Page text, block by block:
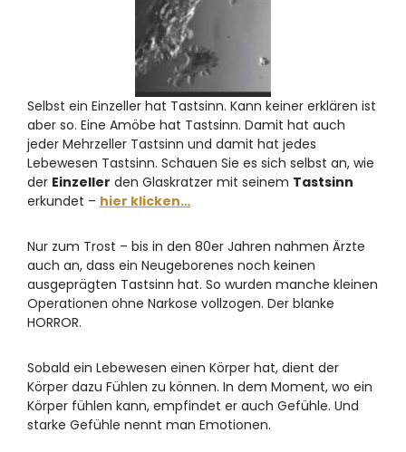
Selbst ein Einzeller hat Tastsinn. Kann keiner erklären ist
aber so. Eine Amöbe hat Tastsinn. Damit hat auch
jeder Mehrzeller Tastsinn und damit hat jedes
Lebewesen Tastsinn. Schauen Sie es sich selbst an, wie
der Einzeller den Glaskratzer mit seinem Tastsinn
erkundet – hier klicken…
Nur zum Trost – bis in den 80er Jahren nahmen Ärzte
auch an, dass ein Neugeborenes noch keinen
ausgeprägten Tastsinn hat. So wurden manche kleinen
Operationen ohne Narkose vollzogen. Der blanke
HORROR.
Sobald ein Lebewesen einen Körper hat, dient der
Körper dazu Fühlen zu können. In dem Moment, wo ein
Körper fühlen kann, empfindet er auch Gefühle. Und
starke Gefühle nennt man Emotionen.